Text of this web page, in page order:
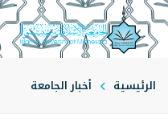
الرئيسية أخبار الجامعة